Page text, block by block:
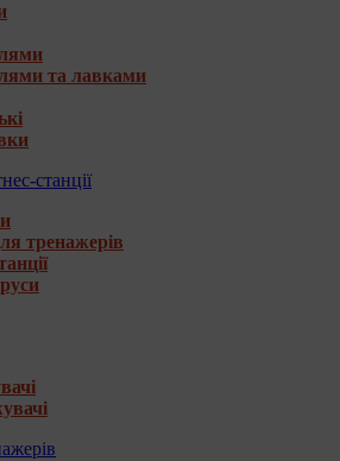
та лавками
станції
тренажерів